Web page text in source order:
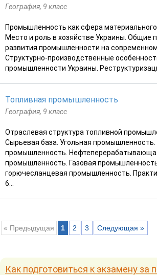
География, 9 класс
Промышленность как сфера материального
Место и роль в хозяйстве Украины. Общие
развития промышленности на современном
Структурно-производственные
промышленности Украины.
Топливная промышленность
География, 9 класс
Отраслевая структура топливной
Сырьевая база. Угольная
промышленность.
промышленность. Газовая
горючесланцевая промышленность.
6...
« Предыдущая 1 2 3 Следующая »
Как подготовиться к экзамену за